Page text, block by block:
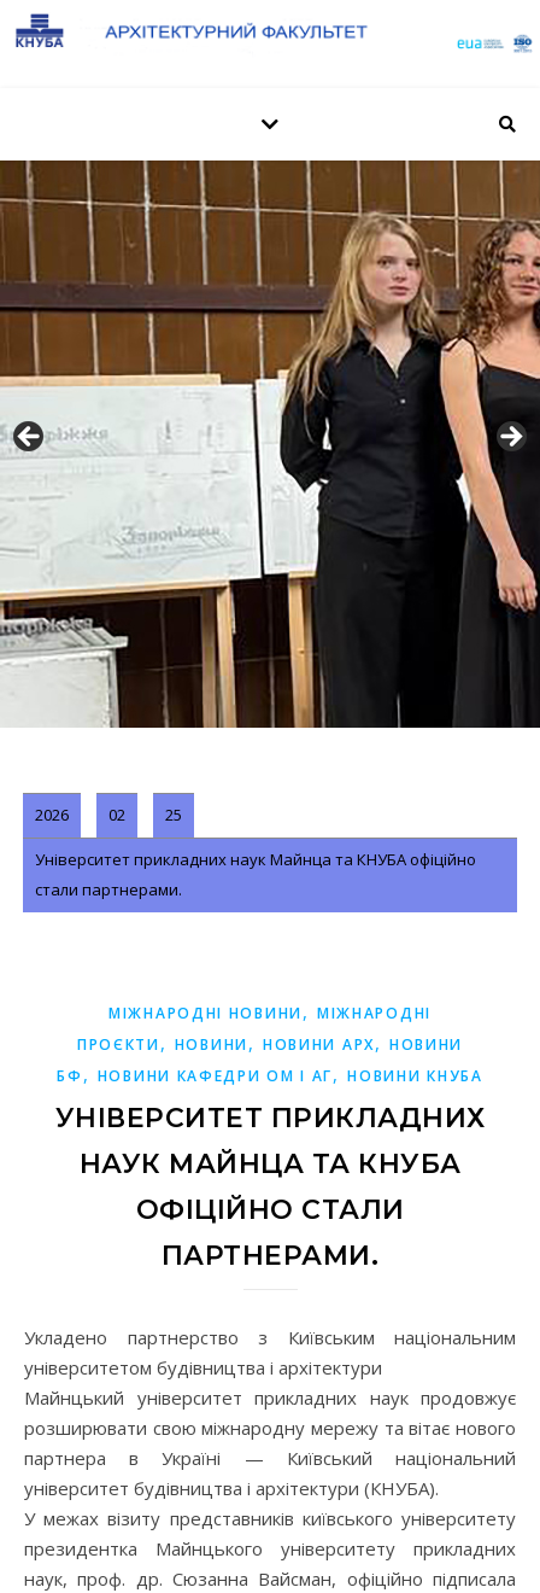
2026 02 25
Університет прикладних наук Майнца та КНУБА офіційно
стали партнерами.
МІЖНАРОДНІ НОВИНИ, МІЖНАРОДНІ
ПРОЄКТИ, НОВИНИ, НОВИНИ АРХ, НОВИНИ
БФ , НОВИНИ КАФЕДРИ ОМ І АГ,НОВИНИ КНУБА
УНІВЕРСИТЕТ ПРИКЛАДНИХ
НАУК МАЙНЦА ТА КНУБА
ОФІЦІЙНО СТАЛИ
ПАРТНЕРАМИ.
Укладено партнерство з Київським національним
університетом будівництва і архітектури
Майнцький університет прикладних наук продовжує
розширювати свою міжнародну мережу та вітає нового
партнера в Україні — Київський національний
університет будівництва і архітектури (КНУБА).
У межах візиту представників київського університету
президентка Майнцького університету прикладних
наук, проф. др. Сюзанна Вайсман, офіційно підписала